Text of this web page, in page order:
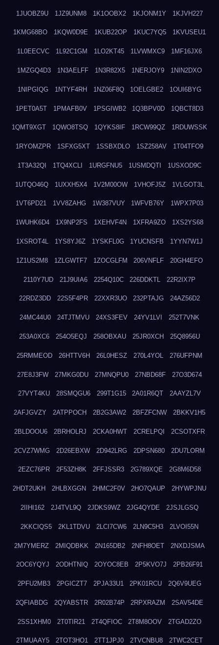
1JUOBZ9U 1JZ9UNM8 1K1OOBX2 1KJONM1Y 1KJVH227
1KMG68BO 1KQW0D9E 1KUB22OP 1KUC7YQ5 1KVUSEU1
1L0EECVC 1L92C1GM 1LO2KT45 1LVWMXC9 1MF16JX6
1MZGQ4D3 1N3AELFF 1N3R82X5 1NERJOY9 1NIN2DXO
1NIPGIQG 1NTYF4RH 1NZ06F8Q 1OELGBE2 1OUI6BYG
1PET0A5T 1PMAFB0V 1PSGIWB2 1Q3BPV0D 1QBCT8D3
1QMT9XGT 1QWO8TSQ 1QYKS8IF 1RCW99QZ 1RDUWSSK
1RYOMZPR 1SFXG5XT 1SSBXDLO 1SZ258AV 1T04TFO9
1T3A32QI 1TQ4XCLI 1URGFNU5 1USMDQTI 1USXOD9C
1UTQO46Q 1UXXH5X4 1V2M00OW 1VHOFJ5Z 1VLGOT3L
1VT6PD21 1VV8ZAHG 1W387VUY 1WFVB76Y 1WPX7P03
1WUHK6D4 1X9NP2FS 1XEHVF4N 1XFRA9ZO 1XS2YS68
1XSROT4L 1YS8YJ6Z 1YSKFL0G 1YUCNSFB 1YYN7W1J
1Z1US2M8 1ZLGWTF7 1ZOCGLFM 206VNFLF 20GH4EFO
2110Y7UD 21J9UIA6 2254Q10C 226DDKTL 22R2IX7P
22RDZ3DD 22S5F4PR 22XXR3UO 232PTAJG 24AZ56D2
24MC44U0 24TJTMVU 24XS3FEV 24YV1LVI 252T7VNK
253A0XC6 254O5EQJ 258OBXAU 25JR0XCH 25Q8956U
25RMMEOD 26HTTV6H 26L0HESZ 270L4YOL 276UFPNM
27E8J3FW 27MKG0DU 27MNQPU0 27NBD68F 27O3D674
27VYT4KU 28SMQGU6 299T1G15 2A01R6QT 2AAYZL7V
2AFJGVZY 2ATPPOCH 2B2G3AW2 2BFZFCNW 2BKKV1H5
2BLDOOU6 2BRHOLRJ 2CKA0HWT 2CRELPQI 2CSOTXFR
2CVZ7WMG 2D26EBXW 2D942LRG 2DPSN680 2DU7LORM
2EZC76PR 2F53ZH8K 2FFJSSR3 2G789XQE 2G8M6D58
2HDT2UKH 2HLBXGGN 2HMC2F0V 2HO7QAUP 2HYWPJNU
2IIHI162 2J4TVL9Q 2JDKS9WZ 2JG4QYDE 2JSJLGSQ
2KKCIQS5 2KL1TDVU 2LCI7CW6 2LN9C5H3 2LVOI55N
2M7YMERZ 2MIQDBKK 2N165DB2 2NFH8OET 2NXDJSMA
2OC6YQYJ 2ODHTNIQ 2OYOC8EB 2P5KVO7J 2PB26F91
2PFU2MB3 2PGICZT7 2PJA33U1 2PK01RCU 2Q6V9UEG
2QFIABDG 2QYABSTR 2R02B74P 2RPXRAZM 2SAV54DE
2SS1XHM0 2T0TIR21 2T4QFIOC 2T8M8OOV 2TGAD2ZO
2TMUAAY5 2TOT3HO1 2TT1JPJ0 2TVCNBU8 2TWC2CET